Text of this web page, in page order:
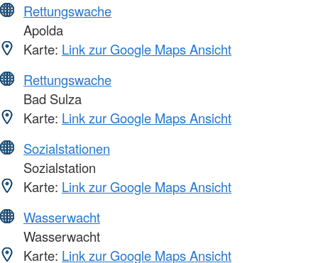
Rettungswache
Apolda
Karte: Link zur Google Maps Ansicht
Rettungswache
Bad Sulza
Karte: Link zur Google Maps Ansicht
Sozialstationen
Sozialstation
Karte: Link zur Google Maps Ansicht
Wasserwacht
Wasserwacht
Karte: Link zur Google Maps Ansicht